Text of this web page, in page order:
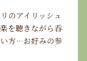
のアイリッシュ
を聴きながら呑
方…お好みの参